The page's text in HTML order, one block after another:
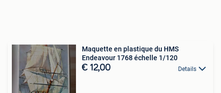
Maquette en plastique du HMS
Endeavour 1768 échelle 1/120
€ 12,00 Details